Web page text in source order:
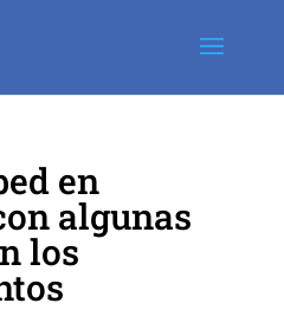
en
algunas
los